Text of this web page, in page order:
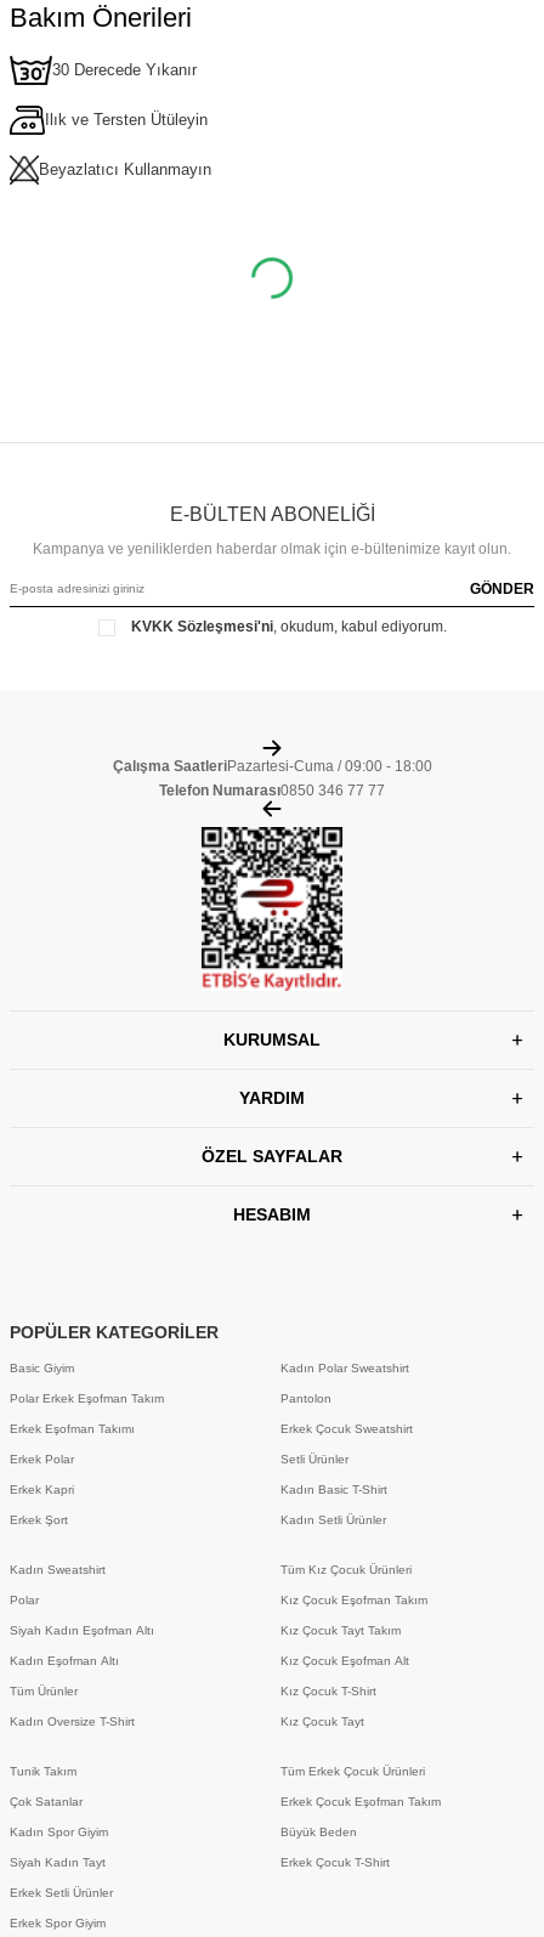
Bakım Önerileri
30 Derecede Yıkanır
Ilık ve Tersten Ütüleyin
Beyazlatıcı Kullanmayın
E-BÜLTEN ABONELİĞİ
Kampanya ve yeniliklerden haberdar olmak için e-bültenimize kayıt olun.
GÖNDER
KVKK Sözleşmesi'ni, okudum, kabul ediyorum.
Çalışma SaatleriPazartesi-Cuma / 09:00 - 18:00
Telefon Numarası0850 346 77 77
KURUMSAL
YARDIM
ÖZEL SAYFALAR
HESABIM
POPÜLER KATEGORİLER
Basic Giyim
Polar Erkek Eşofman Takım
Erkek Eşofman Takımı
Erkek Polar
Erkek Kapri
Erkek Şort
Kadın Sweatshirt
Polar
Siyah Kadın Eşofman Altı
Kadın Eşofman Altı
Tüm Ürünler
Kadın Oversize T-Shirt
Tunik Takım
Çok Satanlar
Kadın Spor Giyim
Siyah Kadın Tayt
Erkek Setli Ürünler
Erkek Spor Giyim
Kadın Polar Sweatshirt
Pantolon
Erkek Çocuk Sweatshirt
Setli Ürünler
Kadın Basic T-Shirt
Kadın Setli Ürünler
Tüm Kız Çocuk Ürünleri
Kız Çocuk Eşofman Takım
Kız Çocuk Tayt Takım
Kız Çocuk Eşofman Alt
Kız Çocuk T-Shirt
Kız Çocuk Tayt
Tüm Erkek Çocuk Ürünleri
Erkek Çocuk Eşofman Takım
Büyük Beden
Erkek Çocuk T-Shirt